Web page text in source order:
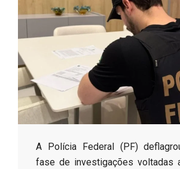
s
o
B
r
​A Polícia Federal (PF)
fase de investigações voltadas